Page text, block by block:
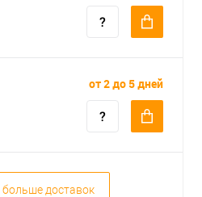
от 2 до 5 дней
больше доставок